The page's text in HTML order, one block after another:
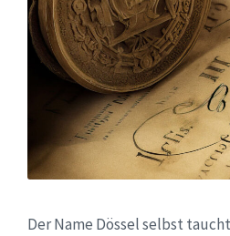
Der Name Dössel selbst